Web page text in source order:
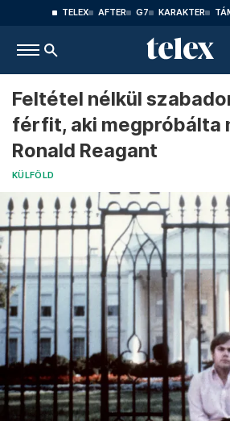
TELEX AFTER G7 KARAKTER
Feltétel nélkül
férfit, aki megpróbálta
Ronald Reagant
KÜLFÖLD